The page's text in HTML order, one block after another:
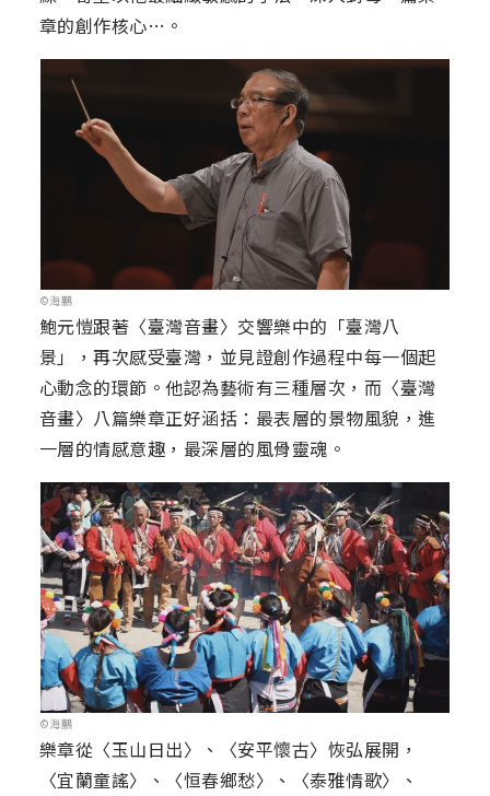
章的創作核心…。
©海鵬
鮑元愷跟著〈臺灣音畫〉交響樂中的「臺灣八
景」，再次感受臺灣，並見證創作過程中每一個起
心動念的環節。他認為藝術有三種層次，而〈臺灣
音畫〉八篇樂章正好涵括：最表層的景物風貌，進
一層的情感意趣，最深層的風骨靈魂。
©海鵬
樂章從〈玉山日出〉、〈安平懷古〉恢弘展開，
〈宜蘭童謠〉、〈恒春鄉愁〉、〈泰雅情歌〉、